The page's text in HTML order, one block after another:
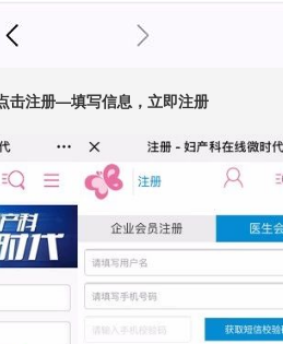
击注册—填写信息，立即注册